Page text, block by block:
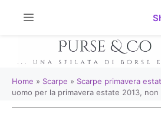
Home » Scarpe » Scarpe primavera
uomo per la primavera estate 2013, non